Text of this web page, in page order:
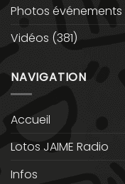
Photos événements
Vidéos (381)
NAVIGATION
Accueil
Lotos JAIME Radio
Infos